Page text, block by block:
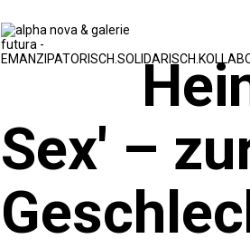
Sex' –